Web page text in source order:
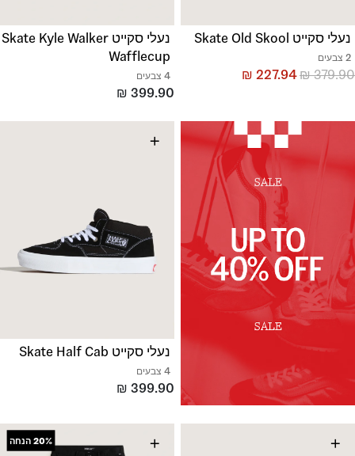
נעלי סקייט Skate Old Skool
2 צבעים
₪379.90
₪ 227.94
נעלי סקייט Skate Kyle Walker
Wafflecup
4 צבעים
₪ 399.90
+
נעלי סקייט Skate Half Cab
4 צבעים
₪ 399.90
+
+
20% הנחה